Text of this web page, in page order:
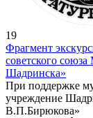
19
Фрагмент
советского
Шадринска»
При поддержке
учреждение
В.П.Бирюкова»